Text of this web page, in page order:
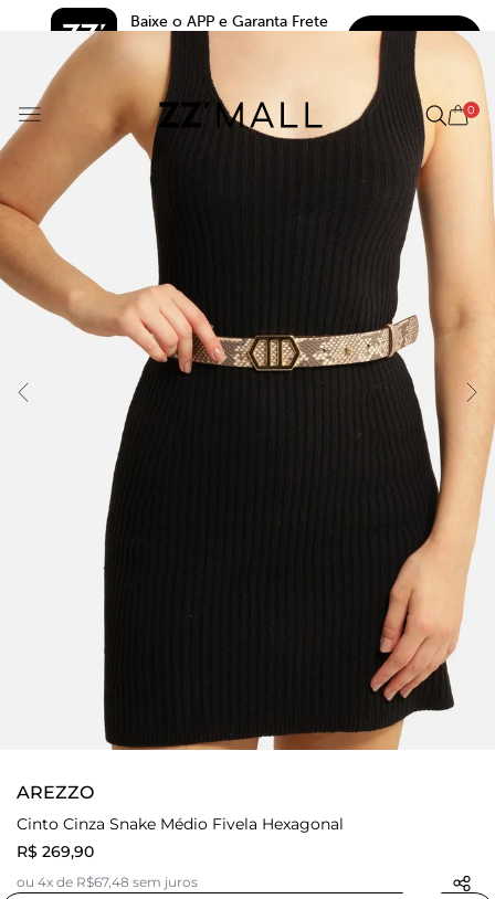
Baixe o APP e Garanta Frete
Grátis*
BAIXAR
0
AREZZO
Cinto Cinza Snake Médio Fivela Hexagonal
R$ 269,90
ou 4x de R$67,48 sem juros